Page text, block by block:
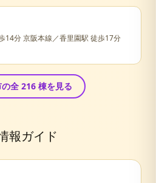
14分 京阪本線／香里園駅 徒歩17分
の全 216 棟を見る
報ガイド